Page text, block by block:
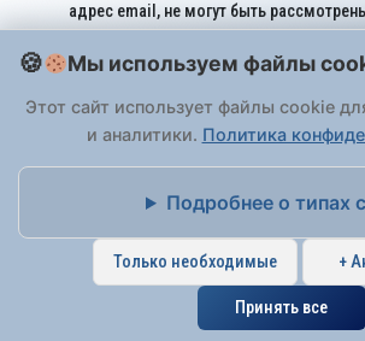
адрес email, не могут быть
Федерального закона от 02.05.2006 №
принимаются только: по почте, черезпортал
Мы используем файлы
Этот сайт использует файлы cookie
и аналитики. Политика
Подробнее о типах
Только необходимые +
Принять все